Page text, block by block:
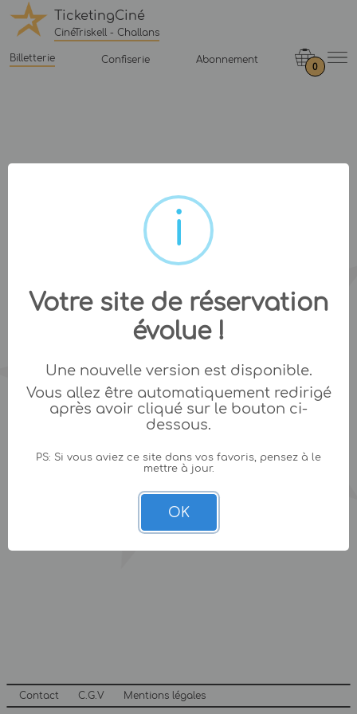
TicketingCiné
CinéTriskell - Challans
Billetterie Confiserie Abonnement
0
Contact C.G.V Mentions légales
Votre site de réservation
évolue !
Une nouvelle version est disponible.
Vous allez être automatiquement redirigé
après avoir cliqué sur le bouton ci-
dessous.
PS: Si vous aviez ce site dans vos favoris, pensez à le
mettre à jour.
OK